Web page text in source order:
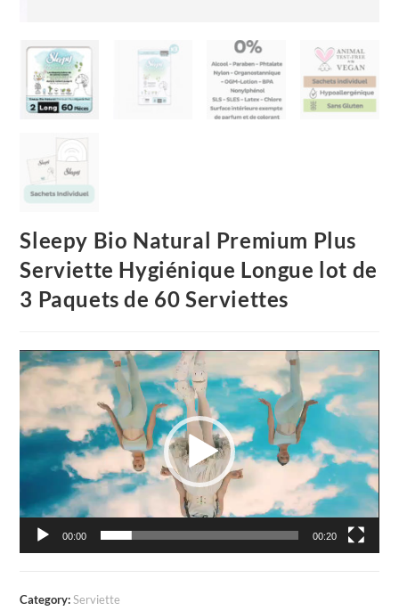
Sleepy Bio Natural Premium Plus
Serviette Hygiénique Longue lot de
3 Paquets de 60 Serviettes
Video
Player
00:00 00:20
Category:Serviette